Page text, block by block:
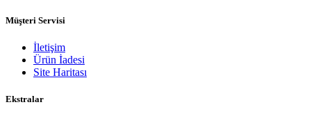
Müşteri Servisi
İletişim
Ürün İadesi
Site Haritası
Ekstralar